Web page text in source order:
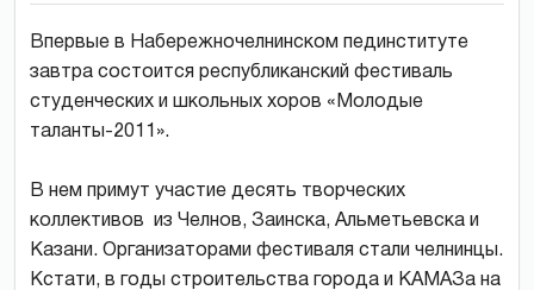
Впервые в Набережночелнинском пединституте
завтра состоится республиканский фестиваль
студенческих и школьных хоров «Молодые
таланты-2011».
В нем примут участие десять творческих
коллективов из Челнов, Заинска, Альметьевска и
Казани. Организаторами фестиваля стали челнинцы.
Кстати, в годы строительства города и КАМАЗа на